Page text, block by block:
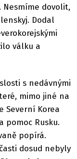
Nesmíme dovolit,
Dodal
válku a
s nedávnými
mimo jiné na
Severní Korea
pomoc Rusku.
popírá.
dosud nebyly